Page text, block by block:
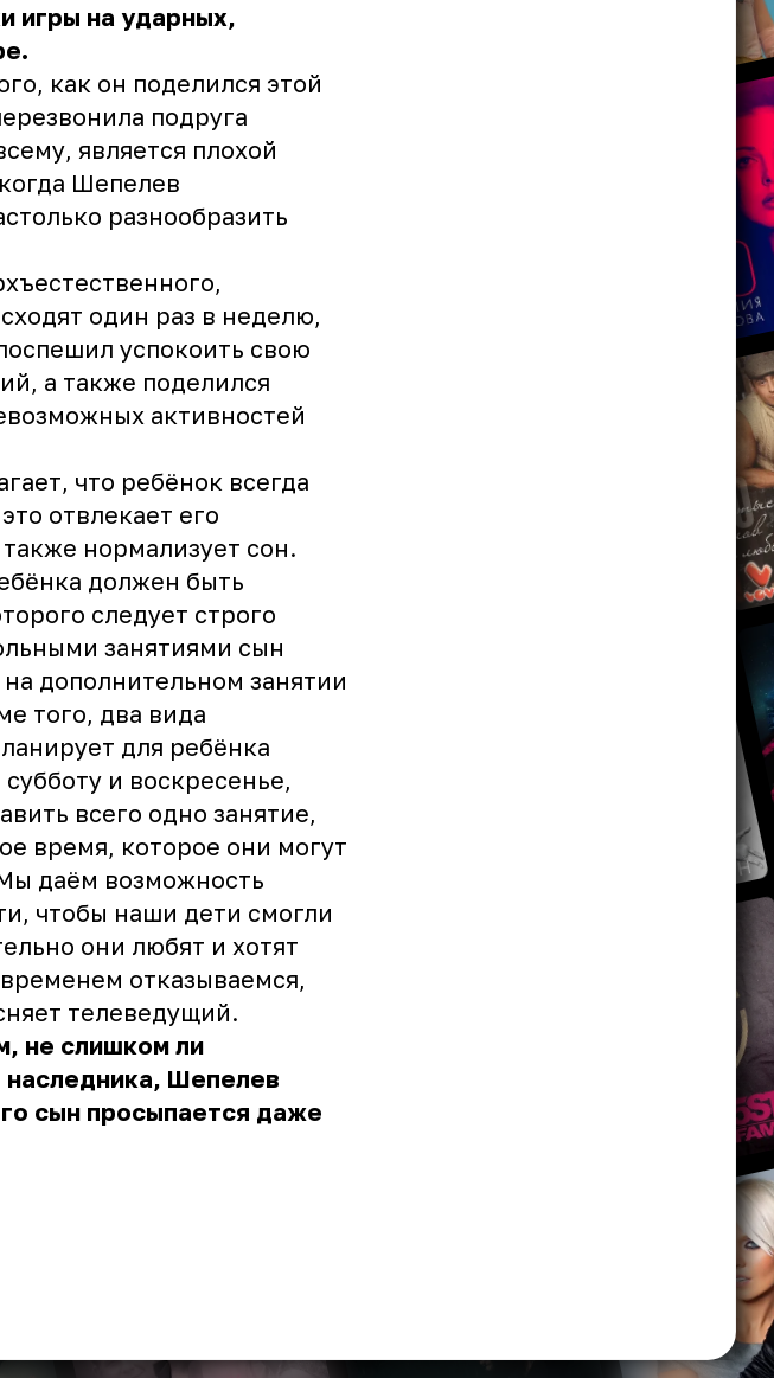
игры на ударных,
как он поделился этой
подруга
является плохой
Шепелев
разнообразить
один раз в неделю,
успокоить свою
, а также поделился
активностей
что ребёнок всегда
отвлекает его
нормализует сон.
должен быть
следует строго
занятиями сын
дополнительном занятии
того, два вида
для ребёнка
и воскресенье,
всего одно занятие,
время, которое они могут
даём возможность
чтобы наши дети смогли
они любят и хотят
отказываемся,
телеведущий.
не слишком ли
наследника, Шепелев
сын просыпается даже